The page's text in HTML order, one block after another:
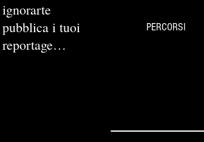
ignorarte
pubblica i tuoi
reportage
PERCORSI